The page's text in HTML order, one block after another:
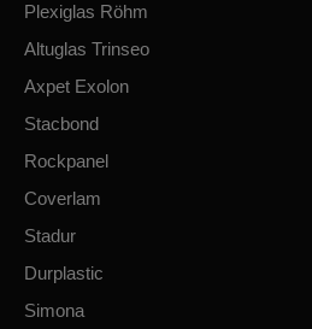
Plexiglas Röhm
Altuglas Trinseo
Axpet Exolon
Stacbond
Rockpanel
Coverlam
Stadur
Durplastic
Simona